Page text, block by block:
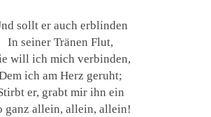
sollt er auch erblinden
In seiner Tränen Flut,
will ich mich verbinden,
ich am Herz geruht;
er, grabt mir ihn ein
ganz allein, allein, allein!